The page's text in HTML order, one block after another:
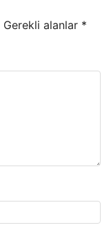
Gerekli alanlar *